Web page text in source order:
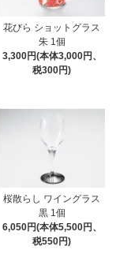
花びら ショットグラス
朱 1個
3,300円(本体3,000円、
税300円)
桜散らし ワイングラス
黒 1個
6,050円(本体5,500円、
税550円)